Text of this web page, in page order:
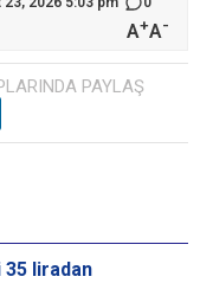
A+A-
PAYLAŞ
35 liradan